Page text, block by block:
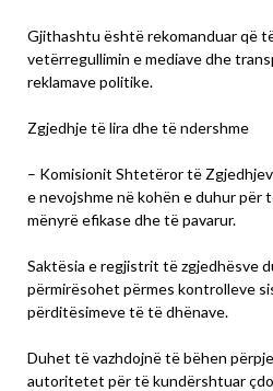
Gjithashtu është rekomanduar që
vetërregullimin e mediave dhe
reklamave politike.
Zgjedhje të lira dhe të ndershme
– Komisionit Shtetëror të
e nevojshme në kohën e duhur për
mënyrë efikase dhe të pavarur.
Saktësia e regjistrit të zgjedhësve
përmirësohet përmes kontrolleve
përditësimeve të të dhënave.
Duhet të vazhdojnë të bëhen
autoritetet për të kundërshtuar